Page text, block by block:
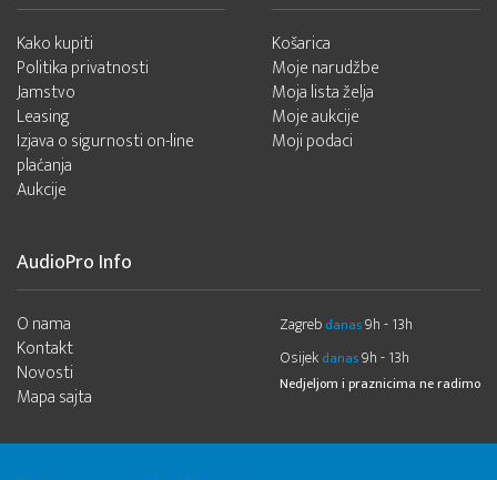
Kako kupiti
Politika privatnosti
Jamstvo
Leasing
Izjava o sigurnosti on-line
plaćanja
Aukcije
Košarica
Moje narudžbe
Moja lista želja
Moje aukcije
Moji podaci
AudioPro Info
O nama
Kontakt
Novosti
Mapa sajta
Zagreb danas9h - 13h
Osijek danas9h - 13h
Nedjeljom i praznicima ne radimo